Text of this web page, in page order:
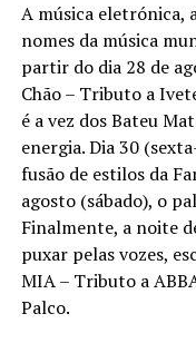
A música eletrónica,
nomes da música
partir do dia 28 de
Chão – Tributo a
é a vez dos Bateu
energia. Dia 30
fusão de estilos da
agosto (sábado), o
Finalmente, a noite
puxar pelas vozes,
MIA – Tributo a
Palco.